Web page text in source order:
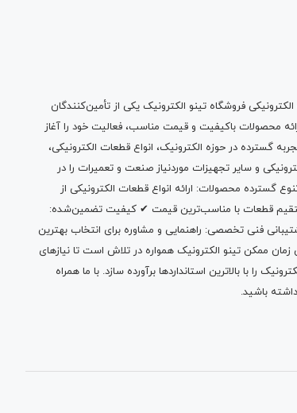
فروشگاه تینو الکترونیک یکی از تأمین‌کنندگان
محصولات باکیفیت و قیمت مناسب، فعالیت خود را آغاز
گسترده در حوزه الکترونیک، انواع قطعات الکترونیکی،
و سایر تجهیزات موردنیاز صنعت و تعمیرات را در
گسترده محصولات: ارائه انواع قطعات الکترونیکی از
قطعات با مناسب‌ترین قیمت ✔ کیفیت تضمین‌شده:
فنی تخصصی: راهنمایی و مشاوره برای انتخاب بهترین
ممکن تینو الکترونیک همواره در تلاش است تا نیازهای
را با بالاترین استانداردها برآورده سازد. با ما همراه
باشید.